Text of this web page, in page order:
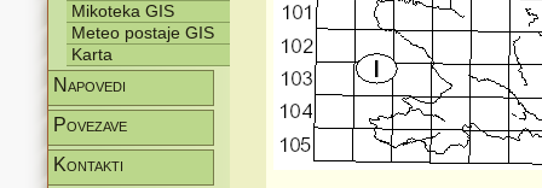
Mikoteka GIS
Meteo postaje GIS
Karta
Napovedi
Povezave
Kontakti